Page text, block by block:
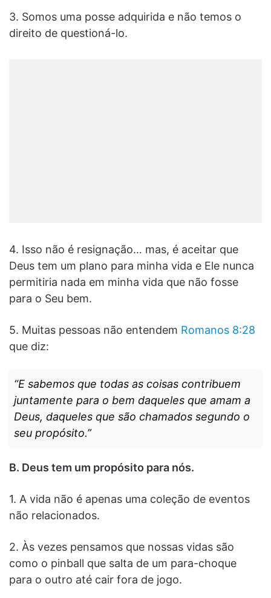
3. Somos uma posse adquirida e não temos o
direito de questioná-lo.
4. Isso não é resignação… mas, é aceitar que
Deus tem um plano para minha vida e Ele nunca
permitiria nada em minha vida que não fosse
para o Seu bem.
5. Muitas pessoas não entendem Romanos 8:28
que diz:
“E sabemos que todas as coisas contribuem
juntamente para o bem daqueles que amam a
Deus, daqueles que são chamados segundo o
seu propósito.”
B. Deus tem um propósito para nós.
1. A vida não é apenas uma coleção de eventos
não relacionados.
2. Às vezes pensamos que nossas vidas são
como o pinball que salta de um para-choque
para o outro até cair fora de jogo.